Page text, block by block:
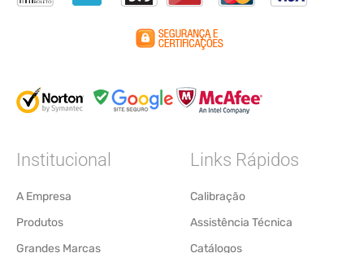
Institucional
A Empresa
Produtos
Grandes Marcas
Links Rápidos
Calibração
Assistência Técnica
Catálogos